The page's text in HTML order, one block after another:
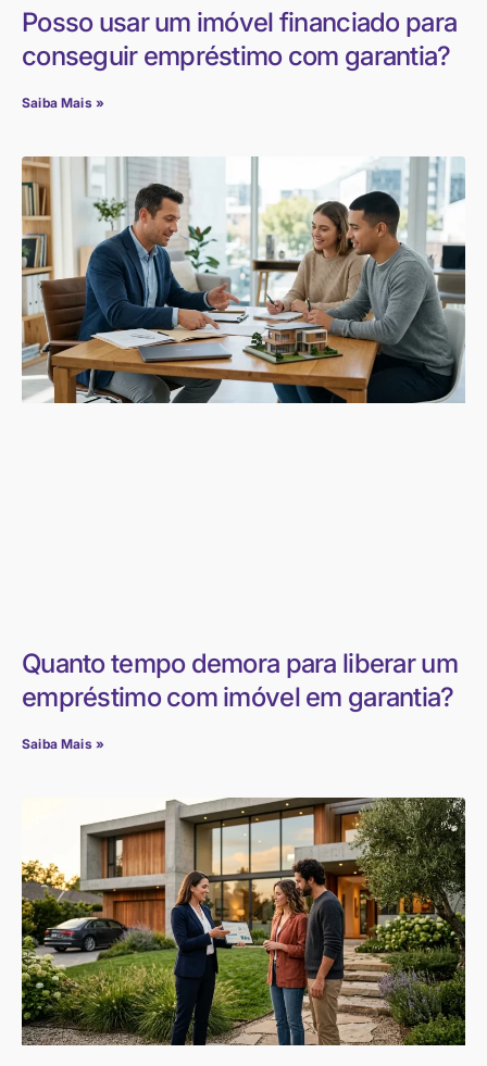
Posso usar um imóvel financiado para
conseguir empréstimo com garantia?
Saiba Mais »
Quanto tempo demora para liberar um
empréstimo com imóvel em garantia?
Saiba Mais »